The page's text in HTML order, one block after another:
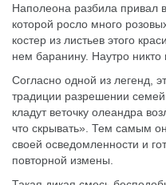
Наполеона разбила привал
которой росло много
костер из листьев этого
нем баранину. Наутро никто
Согласно одной из легенд,
традиции разрешении
кладут веточку олеандра
что скрывать». Тем самым
своей осведомленности и
повторной измены.